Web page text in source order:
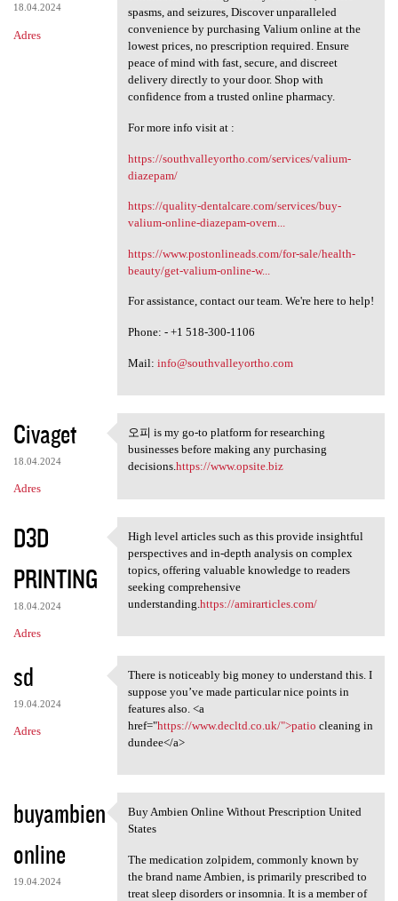
18.04.2024
Adres
spasms, and seizures, Discover unparalleled
convenience by purchasing Valium online at the
lowest prices, no prescription required. Ensure
peace of mind with fast, secure, and discreet
delivery directly to your door. Shop with
confidence from a trusted online pharmacy.
For more info visit at :
https://southvalleyortho.com/services/valium-
diazepam/
https://quality-dentalcare.com/services/buy-
valium-online-diazepam-overn...
https://www.postonlineads.com/for-sale/health-
beauty/get-valium-online-w...
For assistance, contact our team. We're here to help!
Phone: - +1 518-300-1106
Mail: info@southvalleyortho.com
Civaget
18.04.2024
Adres
오피 is my go-to platform for
오피 is my go-to platform for researching
businesses before making any purchasing
decisions.https://www.opsite.biz
D3D
PRINTING
18.04.2024
Adres
High level articles such as
High level articles such as this provide insightful
perspectives and in-depth analysis on complex
topics, offering valuable knowledge to readers
seeking comprehensive
understanding. https://amirarticles.com/
sd
19.04.2024
Adres
There is noticeably big money
There is noticeably big money to understand this. I
suppose you’ve made particular nice points in
features also. <a
href="https://www.decltd.co.uk/">patio cleaning in
dundee</a>
buyambien
online
19.04.2024
Buy Ambien Online Without
Buy Ambien Online Without Prescription United
States
The medication zolpidem, commonly known by
the brand name Ambien, is primarily prescribed to
treat sleep disorders or insomnia. It is a member of